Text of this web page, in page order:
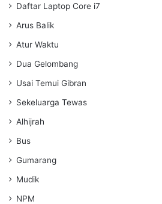
Daftar Laptop Core i7
Arus Balik
Atur Waktu
Dua Gelombang
Usai Temui Gibran
Sekeluarga Tewas
Alhijrah
Bus
Gumarang
Mudik
NPM